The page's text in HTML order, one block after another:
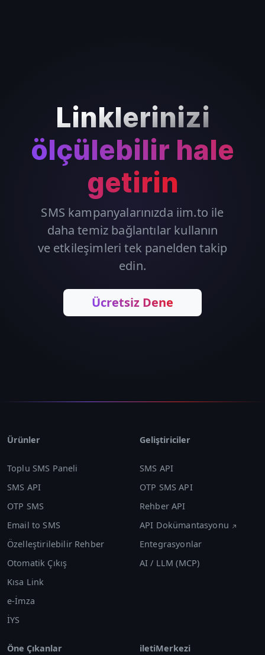
Linklerinizi
ölçülebilir hale
getirin
SMS kampanyalarınızda iim.to ile
daha temiz bağlantılar kullanın
ve etkileşimleri tek panelden takip
edin.
Ücretsiz Dene
Ürünler
Toplu SMS Paneli
SMS API
OTP SMS
Email to SMS
Özelleştirilebilir Rehber
Otomatik Çıkış
Kısa Link
e-İmza
İYS
Geliştiriciler
SMS API
OTP SMS API
Rehber API
API Dokümantasyonu
Entegrasyonlar
AI / LLM (MCP)
Öne Çıkanlar iletiMerkezi